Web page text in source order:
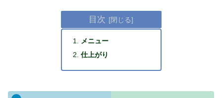
目次
メニュー
仕上がり